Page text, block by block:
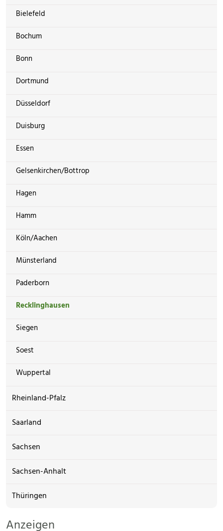
Bielefeld
Bochum
Bonn
Dortmund
Düsseldorf
Duisburg
Essen
Gelsenkirchen/Bottrop
Hagen
Hamm
Köln/Aachen
Münsterland
Paderborn
Recklinghausen
Siegen
Soest
Wuppertal
Rheinland-Pfalz
Saarland
Sachsen
Sachsen-Anhalt
Thüringen
Anzeigen